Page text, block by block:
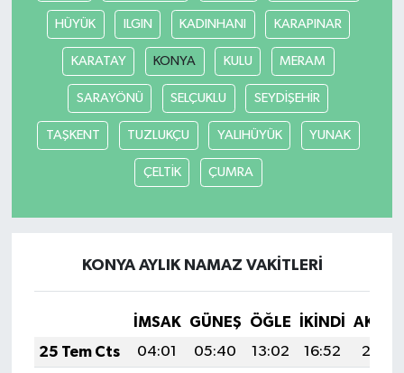
HÜYÜK ILGIN KADINHANI KARAPINAR
KARATAY KONYA KULU MERAM
SARAYÖNÜ SELÇUKLU SEYDİŞEHİR
TAŞKENT TUZLUKÇU YALIHÜYÜK YUNAK
ÇELTİK ÇUMRA
KONYA AYLIK NAMAZ VAKITLERI
İMSAK GÜNEŞ ÖĞLE İKINDI
25 Tem Cts
04:01 05:40 13:02 16:52
20:13